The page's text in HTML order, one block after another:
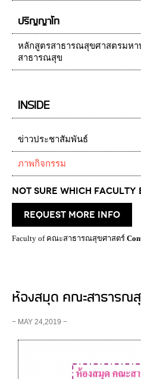
ปริญญาโท
หลักสูตรสาธารณสุขศาสตรมห
สาธารณสุข
INSIDE
ข่าวประชาสัมพันธ์
ภาพกิจกรรม
Not Sure which Faculty
request more info
Faculty of คณะสาธารณสุขศาสตร์
ห้องสมุด คณะสาธารณ
− MAY 24,2019 −